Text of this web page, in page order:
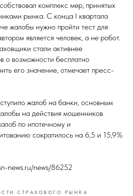
комплекс мер, принятых
рынка. С конца I квартала
жалобы нужно пройти тест для
является человек, а не робот.
стали активнее
о возможности бесплатно
его значение, отмечает пресс-
жалоб на банки, основным
на действия мошенников
по ипотечному и
сократилось на 6,5 и 15,9%
news.ru/news/86252
СТРАХОВОГО РЫНКА